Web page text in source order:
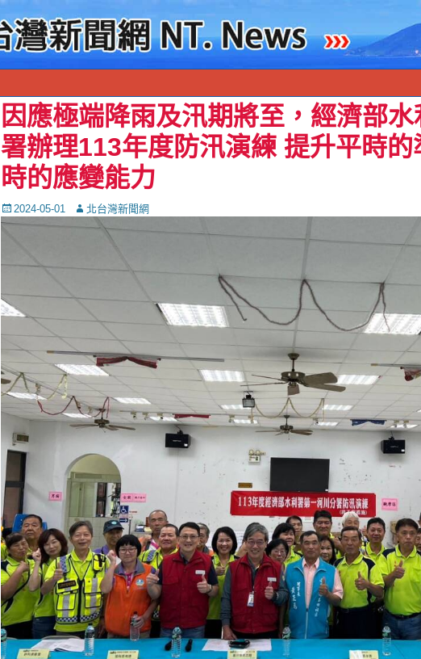
因應極端降雨及汛期將至，經濟部
署辦理113年度防汛演練 提升平時
時的應變能力
Posted
on
2024-05-01 Autor北台灣新聞網